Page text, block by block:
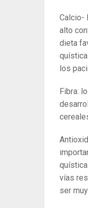
Calcio-
alto
dieta
los
Fibra:
vías
ser